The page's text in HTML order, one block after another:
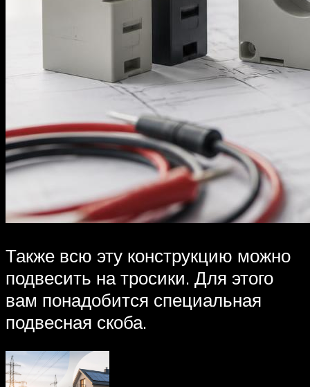
Также всю эту конструкцию можно
подвесить на тросики. Для этого
вам понадобится специальная
подвесная скоба.